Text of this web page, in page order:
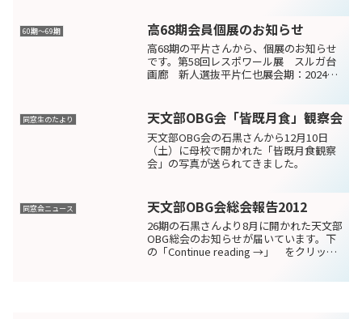
60期～69期 高68期会員個展のお知らせ
高68期の平片さんから、個展のお知らせ
です。第58回レスポワール展 スルガ台
画廊 新人選抜平片仁也展会期：2024年4
台画廊 東京都中央区銀座6-5-...
同窓生のたより 天文部OBG会「皆既月食」観察会
天文部OBG会の石黒さんから12月10日
（土）に母校で開かれた「皆既月食観察
会」の写真が送られてきました。
同窓会ニュース 天文部OBG会総会報告2012
26期の石黒さんより8月に開かれた天文部
OBG総会のお知らせが届いています。下
の「Continue reading →」 をクリック